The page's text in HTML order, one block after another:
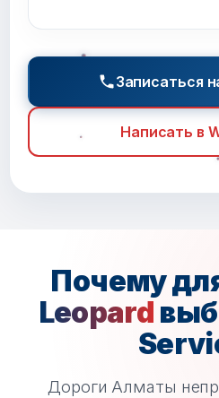
Записаться
Написать в
Почему
Leopard
Дороги Алматы